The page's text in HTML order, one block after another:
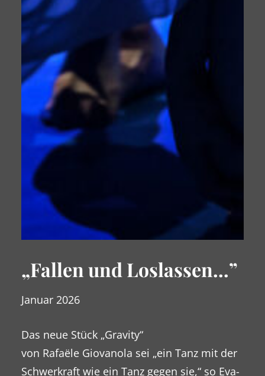
„Fallen und Loslassen…”
Januar 2026
Das neue Stück „Gravity“
von Rafaële Giovanola sei „ein Tanz mit der
Schwerkraft wie ein Tanz gegen sie,“ so Eva-